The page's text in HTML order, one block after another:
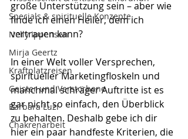
Specials & spirituelle Konzepte
Nelly Ippensen
Mirja Geertz
Kraftplatzreisen
Geister und Verstorbene
Barbara Luzi
Chakrenarbeit
große Unterstützung sein – aber wie
finde ich einen Heiler, dem ich
vertrauen kann?
In einer Welt voller Versprechen,
spiritueller Marketingfloskeln und
manchmal schräger Auftritte ist es
gar nicht so einfach, den Überblick
zu behalten. Deshalb gebe ich dir
hier ein paar handfeste Kriterien, die